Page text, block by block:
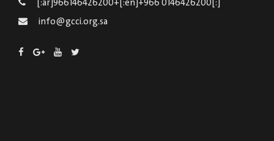
[:ar]966146426200+[:en]+966 0146426200[:]
info@gcci.org.sa